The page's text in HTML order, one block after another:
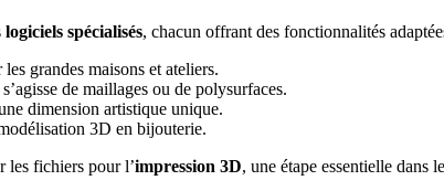
logiciels spécialisés, chacun offrant des fonctionnalités
grandes maisons et ateliers.
de maillages ou de polysurfaces.
dimension artistique unique.
3D en bijouterie.
les fichiers pour l’impression 3D, une étape essentielle dans